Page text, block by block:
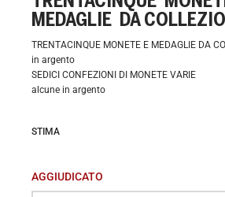
MEDAGLIE DA
TRENTACINQUE MONETE E MEDAGLIE DA
in argento
SEDICI CONFEZIONI DI MONETE VARIE
alcune in argento
STIMA
AGGIUDICATO